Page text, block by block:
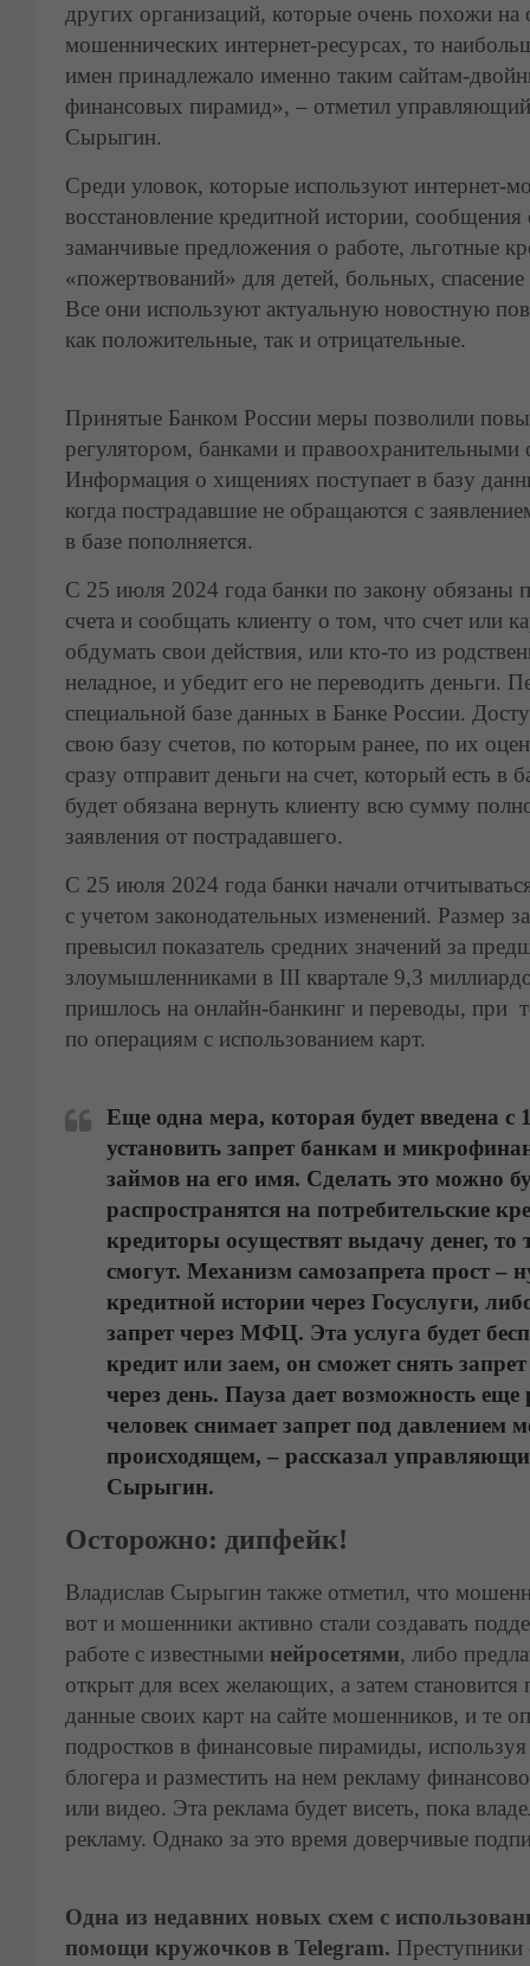
других организаций, которые очень похожи
мошеннических интернет-ресурсах, то
имен принадлежало именно таким сайтам-
финансовых пирамид», – отметил
Сырыгин.
Среди уловок, которые используют интернет-
восстановление кредитной истории,
заманчивые предложения о работе, льготные
«пожертвований» для детей, больных,
Все они используют актуальную новостную
как положительные, так и отрицательные.
Принятые Банком России меры позволили
регулятором, банками и
Информация о хищениях поступает в базу
когда пострадавшие не обращаются с
в базе пополняется.
С 25 июля 2024 года банки по закону обязаны
счета и сообщать клиенту о том, что счет или
обдумать свои действия, или кто-то из
неладное, и убедит его не переводить деньги.
специальной базе данных в Банке России.
свою базу счетов, по которым ранее, по их
сразу отправит деньги на счет, который есть в
будет обязана вернуть клиенту всю сумму
заявления от пострадавшего.
С 25 июля 2024 года банки начали
с учетом законодательных изменений. Размер
превысил показатель средних значений за
злоумышленниками в III квартале 9,3
пришлось на онлайн-банкинг и переводы, при
по операциям с использованием карт.
Еще одна мера, которая будет введена
установить запрет банкам и
займов на его имя. Сделать это можно
распространятся на потребительские
кредиторы осуществят выдачу денег,
смогут. Механизм самозапрета прост –
кредитной истории через Госуслуги,
запрет через МФЦ. Эта услуга будет
кредит или заем, он сможет снять
через день. Пауза дает возможность
человек снимает запрет под давлением
происходящем, – рассказал
Сырыгин.
Осторожно: дипфейк!
Владислав Сырыгин также отметил, что
вот и мошенники активно стали создавать
работе с известными нейросетями, либо
открыт для всех желающих, а затем
данные своих карт на сайте мошенников, и те
подростков в финансовые пирамиды,
блогера и разместить на нем рекламу
или видео. Эта реклама будет висеть, пока
рекламу. Однако за это время доверчивые
Одна из недавних новых схем с
помощи кружочков в Telegram.